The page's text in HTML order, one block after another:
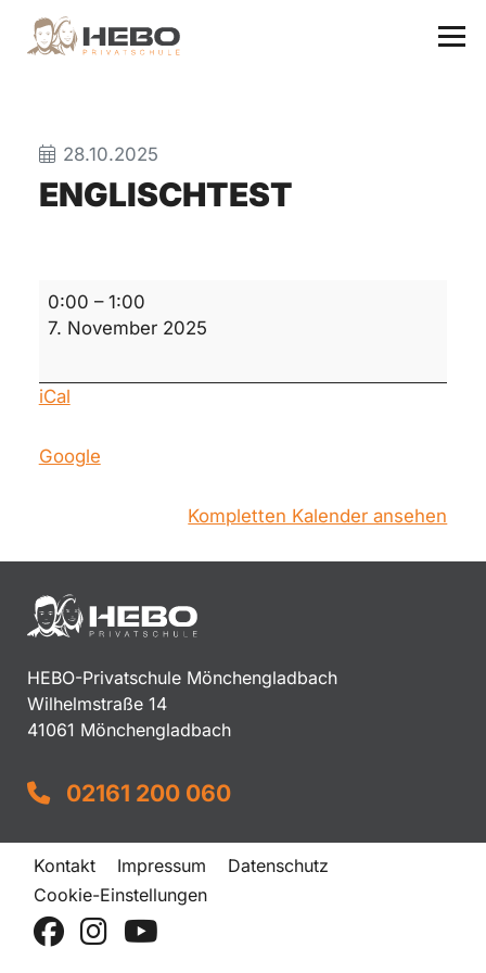
28.10.2025
ENGLISCHTEST
Englischtest
0:00 – 1:00
7. November 2025
iCal
Google
Kompletten Kalender ansehen
HEBO-Privatschule Mönchengladbach
Wilhelmstraße 14
41061 Mönchengladbach
02161 200 060
Kontakt Impressum
Datenschutz
Cookie-Einstellungen